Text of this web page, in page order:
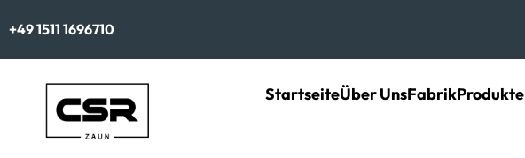
+49 1511 1696710
StartseiteÜber UnsFabrikProdukte